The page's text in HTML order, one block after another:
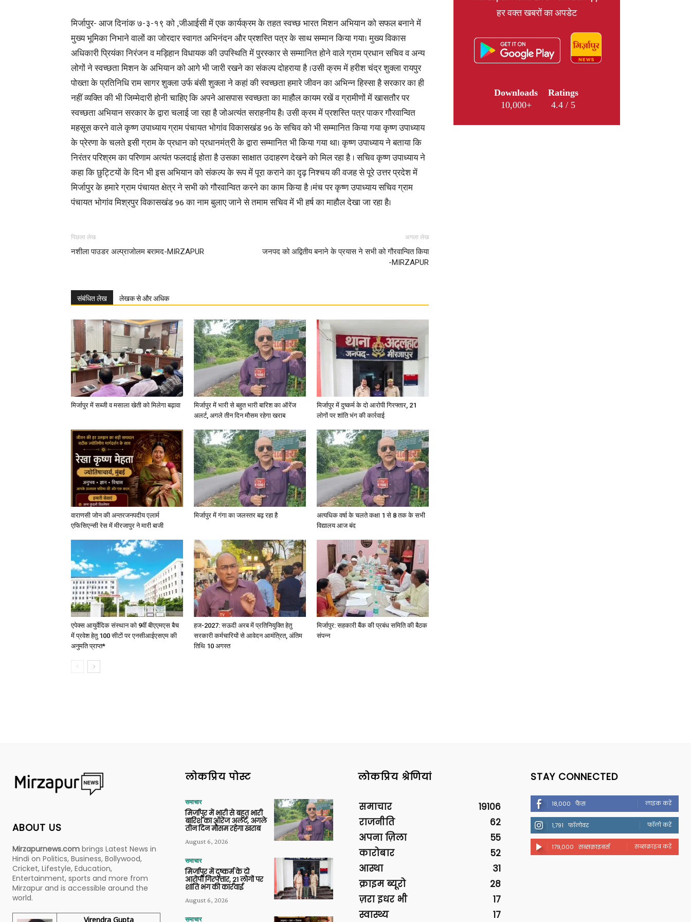
News,
Latest
News
Hindi,
Today
Hindi
News
Paper
मिर्जापुर- आज दिनांक ७-३-१९ को ,जीआईसी में एक कार्यक्रम के तहत स्वच्छ भारत मिशन अभियान को सफल बनाने में
मुख्य भूमिका निभाने वालों का जोरदार स्वागत अभिनंदन और प्रशस्ति पत्र के साथ सम्मान किया गया। मुख्य विकास
अधिकारी प्रियंका निरंजन व मड़िहान विधायक की उपस्थिति में पुरस्कार से सम्मानित होने वाले ग्राम प्रधान सचिव व अन्य
लोगों ने स्वच्छता मिशन के अभियान को आगे भी जारी रखने का संकल्प दोहराया है ।उसी क्रम में हरीश चंद्र शुक्ला रायपुर
पोख्ता के प्रतिनिधि राम सागर शुक्ला उर्फ बंसी शुक्ला ने कहां की स्वच्छता हमारे जीवन का अभिन्न हिस्सा है सरकार का ही
नहीं व्यक्ति की भी जिम्मेदारी होनी चाहिए कि अपने आसपास स्वच्छता का माहौल कायम रखें व ग्रामीणों में खासतौर पर
स्वच्छता अभियान सरकार के द्वारा चलाई जा रहा है जोअत्यंत सराहनीय है। उसी क्रम में प्रशस्ति पत्र पाकर गौरवान्वित
महसूस करने वाले कृष्ण उपाध्याय ग्राम पंचायत भोगांव विकासखंड 96 के सचिव को भी सम्मानित किया गया कृष्ण उपाध्याय
के प्रेरणा के चलते इसी ग्राम के प्रधान को प्रधानमंत्री के द्वारा सम्मानित भी किया गया था। कृष्ण उपाध्याय ने बताया कि
निरंतर परिश्रम का परिणाम अत्यंत फलदाई होता है उसका साक्षात उदाहरण देखने को मिल रहा है । सचिव कृष्ण उपाध्याय ने
कहा कि छुट्टियों के दिन भी इस अभियान को संकल्प के रूप में पूरा कराने का दृढ़ निश्चय की वजह से पूरे उत्तर प्रदेश में
मिर्जापुर के हमारे ग्राम पंचायत क्षेत्र ने सभी को गौरवान्वित करने का काम किया है ।मंच पर कृष्ण उपाध्याय सचिव ग्राम
पंचायत भोगांव मिश्रपुर विकासखंड 96 का नाम बुलाए जाने से तमाम सचिव में भी हर्ष का माहौल देखा जा रहा है।
पिछला लेख
नशीला पाउडर अल्प्राजोलम बरामद-MIRZAPUR
अगला लेख
जनपद को अद्वितीय बनाने के प्रयास ने सभी को गौरवान्वित किया
-MIRZAPUR
संबंधित लेख लेखक से और अधिक
मिर्जापुर में सब्जी व मसाला खेती को मिलेगा बढ़ावा
मिर्जापुर में भारी से बहुत भारी बारिश का ऑरेंज
अलर्ट, अगले तीन दिन मौसम रहेगा खराब
मिर्जापुर में दुष्कर्म के दो आरोपी गिरफ्तार, 21
लोगों पर शांति भंग की कार्रवाई
वाराणसी जोन की अन्तरजनपदीय एलार्म
एफिसिएन्सी रेस में मीरजापुर ने मारी बाजी
मिर्जापुर में गंगा का जलस्तर बढ़ रहा है
अत्यधिक वर्षा के चलते कक्षा 1 से 8 तक के सभी
विद्यालय आज बंद
एपेक्स आयुर्वेदिक संस्थान को 9वीं बीएएमएस बैच
में प्रवेश हेतु 100 सीटों पर एनसीआईएसएम की
अनुमति प्राप्त*
हज-2027: सऊदी अरब में प्रतिनियुक्ति हेतु
सरकारी कर्मचारियों से आवेदन आमंत्रित, अंतिम
तिथि 10 अगस्त
मिर्जापुर: सहकारी बैंक की प्रबंध समिति की बैठक
संपन्न
हर वक्त खबरों का अपडेट
Downloads
10,000+
Ratings
4.4 / 5
ABOUT US
Mirzapurnews.com brings Latest News in
Hindi on Politics, Business, Bollywood,
Cricket, Lifestyle, Education,
Entertainment, sports and more from
Mirzapur and is accessible around the
world.
Virendra Gupta
लोकप्रिय पोस्ट
समाचार
मिर्जापुर में भारी से बहुत भारी
बारिश का ऑरेंज अलर्ट, अगले
तीन दिन मौसम रहेगा खराब
August 6, 2026
समाचार
मिर्जापुर में दुष्कर्म के दो
आरोपी गिरफ्तार, 21 लोगों पर
शांति भंग की कार्रवाई
August 6, 2026
समाचार
लोकप्रिय श्रेणियां
समाचार
19106
राजनीति
62
अपना ज़िला
55
कारोबार
52
आस्था
31
क्राइम ब्यूरो
28
ज़रा इधर भी
17
स्वास्थ्य
17
STAY CONNECTED
18,000 फैंस लाइक करें
1,791 फॉलोवर फॉलो करें
179,000 सब्सक्राइबर्स सब्सक्राइब करें